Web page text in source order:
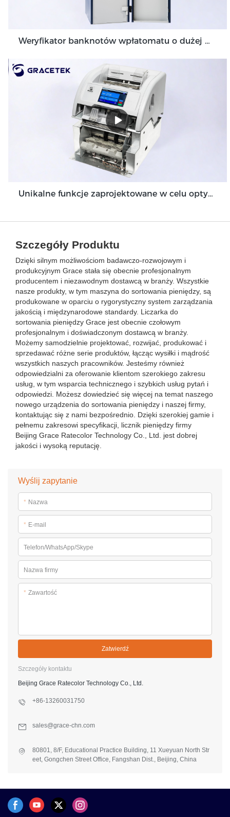
Weryfikator banknotów wpłatomatu o dużej wartości dla środowiska Back Office GDM-300
Unikalne funkcje zaprojektowane w celu optymalizacji modułu bankomatu Grace GDM100
Szczegóły Produktu
Dzięki silnym możliwościom badawczo-rozwojowym i
produkcyjnym Grace stała się obecnie profesjonalnym
producentem i niezawodnym dostawcą w branży. Wszystkie
nasze produkty, w tym maszyna do sortowania pieniędzy, są
produkowane w oparciu o rygorystyczny system zarządzania
jakością i międzynarodowe standardy. Liczarka do
sortowania pieniędzy Grace jest obecnie czołowym
profesjonalnym i doświadczonym dostawcą w branży.
Możemy samodzielnie projektować, rozwijać, produkować i
sprzedawać różne serie produktów, łącząc wysiłki i mądrość
wszystkich naszych pracowników. Jesteśmy również
odpowiedzialni za oferowanie klientom szerokiego zakresu
usług, w tym wsparcia technicznego i szybkich usług pytań i
odpowiedzi. Możesz dowiedzieć się więcej na temat naszego
nowego urządzenia do sortowania pieniędzy i naszej firmy,
kontaktując się z nami bezpośrednio. Dzięki szerokiej gamie i
pełnemu zakresowi specyfikacji, licznik pieniędzy firmy
Beijing Grace Ratecolor Technology Co., Ltd. jest dobrej
jakości i wysoką reputację.
Wyślij zapytanie
* Nazwa
* E-mail
Telefon/WhatsApp/Skype
Nazwa firmy
* Zawartość
Zatwierdź
Szczegóły kontaktu
Beijing Grace Ratecolor Technology Co., Ltd.
+86-13260031750
sales@grace-chn.com
80801, 8/F, Educational Practice Building, 11 Xueyuan North Str
eet, Gongchen Street Office, Fangshan Dist., Beijing, China